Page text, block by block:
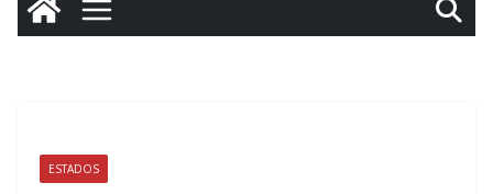
ESTADOS